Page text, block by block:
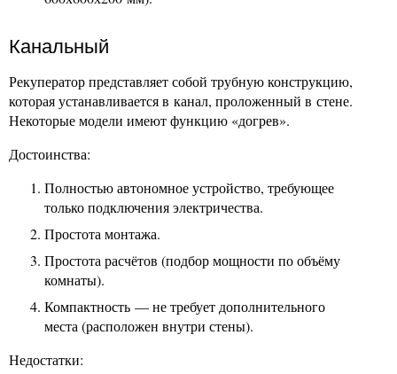
Канальный
Рекуператор представляет собой трубную конструкцию,
которая устанавливается в канал, проложенный в стене.
Некоторые модели имеют функцию «догрев».
Достоинства:
Полностью автономное устройство, требующее
только подключения электричества.
Простота монтажа.
Простота расчётов (подбор мощности по объёму
комнаты).
Компактность — не требует дополнительного
места (расположен внутри стены).
Недостатки: